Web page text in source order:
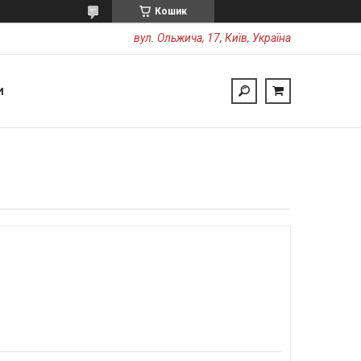
Кошик
вул. Ольжича, 17, Київ, Україна